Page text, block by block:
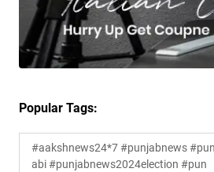
Popular Tags:
#aakshnews24*7 #punjabnews
abi #punjabnews2024election #pun